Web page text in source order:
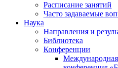
Расписание занятий
Часто задаваемые
Наука
Направления и
Библиотека
Конференции
Международная